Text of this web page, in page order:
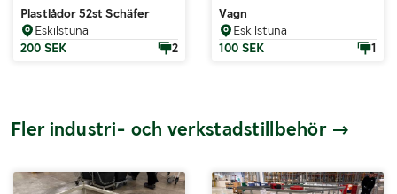
Plastlådor 52st Schäfer
Eskilstuna
200 SEK
2
Vagn
Eskilstuna
100 SEK
1
Fler industri- och verkstadstillbehör